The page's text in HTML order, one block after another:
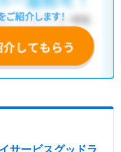
サービスグッドラ